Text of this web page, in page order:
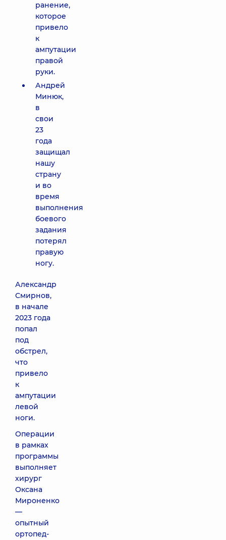
ранение,
которое
привело
к
ампутации
правой
руки.
Андрей
Минюк,
в
свои
23
года
защищал
нашу
страну
и во
время
выполнения
боевого
задания
потерял
правую
ногу.
Александр
Смирнов,
в начале
2023 года
попал
под
обстрел,
что
привело
к
ампутации
левой
ноги.
Операции
в рамках
программы
выполняет
хирург
Оксана
Мироненко
—
опытный
ортопед-